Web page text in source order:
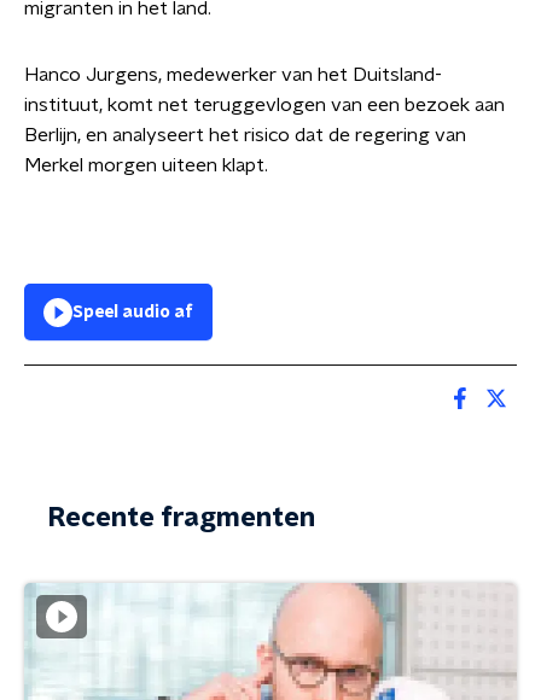
migranten in het land.
Hanco Jurgens, medewerker van het Duitsland-
instituut, komt net teruggevlogen van een bezoek aan
Berlijn, en analyseert het risico dat de regering van
Merkel morgen uiteen klapt.
Speel audio af
Recente fragmenten